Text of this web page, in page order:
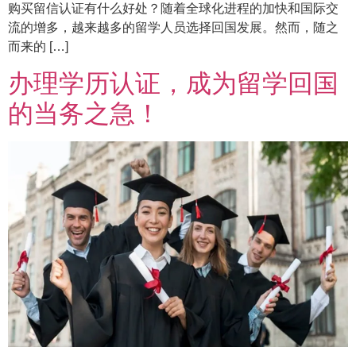
购买留信认证有什么好处？随着全球化进程的加快和国际交
流的增多，越来越多的留学人员选择回国发展。然而，随之
而来的 […]
办理学历认证，成为留学回国
的当务之急！